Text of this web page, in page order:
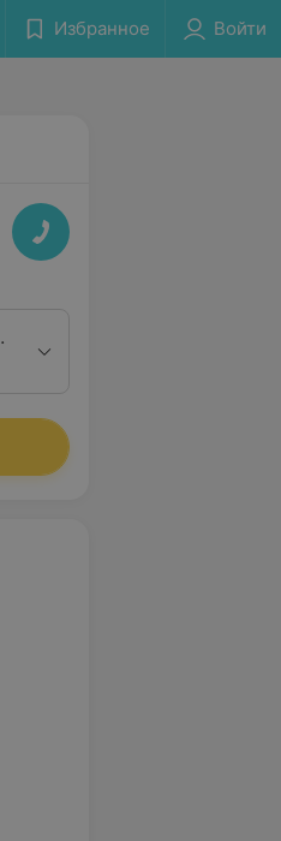
Избранное Войти